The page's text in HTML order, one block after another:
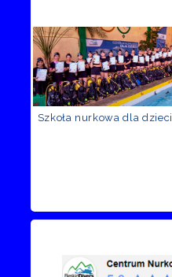
Szkoła nurkowa dla dzieci